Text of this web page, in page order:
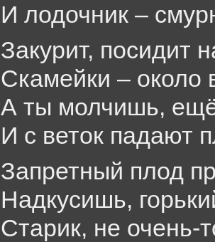
И лодочник –
Закурит, посидит
Скамейки – около
А ты молчишь,
И с веток падают
Запретный плод
Надкусишь,
Старик, не очень-